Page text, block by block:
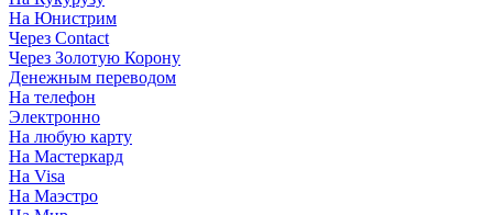
На Юнистрим
Через Contact
Через Золотую Корону
Денежным переводом
На телефон
Электронно
На любую карту
На Мастеркард
На Visa
На Маэстро